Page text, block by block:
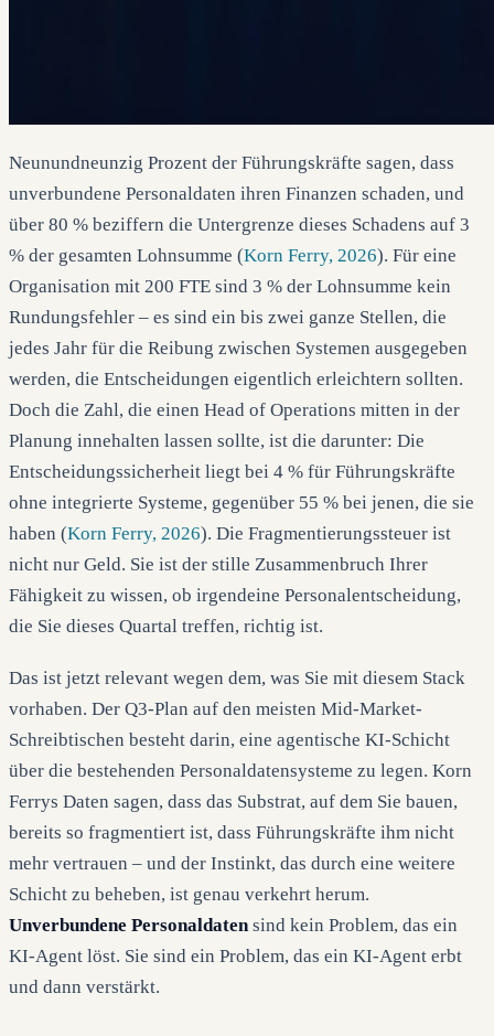
Neunundneunzig Prozent der Führungskräfte sagen, dass
unverbundene Personaldaten ihren Finanzen schaden, und
über 80 % beziffern die Untergrenze dieses Schadens auf 3
% der gesamten Lohnsumme (Korn Ferry, 2026). Für eine
Organisation mit 200 FTE sind 3 % der Lohnsumme kein
Rundungsfehler – es sind ein bis zwei ganze Stellen, die
jedes Jahr für die Reibung zwischen Systemen ausgegeben
werden, die Entscheidungen eigentlich erleichtern sollten.
Doch die Zahl, die einen Head of Operations mitten in der
Planung innehalten lassen sollte, ist die darunter: Die
Entscheidungssicherheit liegt bei 4 % für Führungskräfte
ohne integrierte Systeme, gegenüber 55 % bei jenen, die sie
haben (Korn Ferry, 2026). Die Fragmentierungssteuer ist
nicht nur Geld. Sie ist der stille Zusammenbruch Ihrer
Fähigkeit zu wissen, ob irgendeine Personalentscheidung,
die Sie dieses Quartal treffen, richtig ist.
Das ist jetzt relevant wegen dem, was Sie mit diesem Stack
vorhaben. Der Q3-Plan auf den meisten Mid-Market-
Schreibtischen besteht darin, eine agentische KI-Schicht
über die bestehenden Personaldatensysteme zu legen. Korn
Ferrys Daten sagen, dass das Substrat, auf dem Sie bauen,
bereits so fragmentiert ist, dass Führungskräfte ihm nicht
mehr vertrauen – und der Instinkt, das durch eine weitere
Schicht zu beheben, ist genau verkehrt herum.
Unverbundene Personaldaten sind kein Problem, das ein
KI-Agent löst. Sie sind ein Problem, das ein KI-Agent erbt
und dann verstärkt.